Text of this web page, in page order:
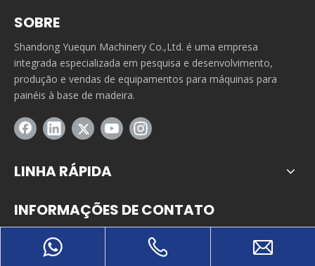
SOBRE
Shandong Yuequn Machinery Co.,Ltd. é uma empresa
integrada especializada em pesquisa e desenvolvimento,
produção e vendas de equipamentos para máquinas para
painéis à base de madeira.
LINHA RÁPIDA
INFORMAÇÕES DE CONTATO
Lanshan, cidade de Linyi, Shandong Pro., China